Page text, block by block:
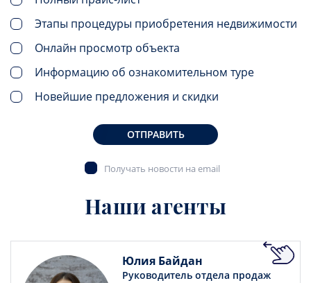
Этапы процедуры приобретения недвижимости
Онлайн просмотр объекта
Информацию об ознакомительном туре
Новейшие предложения и скидки
ОТПРАВИТЬ
Получать новости на email
Наши агенты
Юлия Байдан
Руководитель отдела продаж